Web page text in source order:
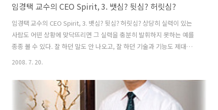
임경택 교수의 CEO Spirit, 3. 뱃심? 뒷심? 허릿심?
임경택 교수의 CEO Spirit, 3. 뱃심? 뒷심? 허릿심? 상당히 실력이 있는
사람도 어떤 상황에 맞닥뜨리면 그 실력을 충분히 발휘하지 못하는 예를
종종 볼 수 있다. 잘 하던 말도 안 나오고, 잘 하던 기술과 기능도 제대로
발휘하지 못한다. 그래서 ‘배짱을 키워야 한다’ ‘배포를 길러야 한다’는
흡 수련을 통해 이같은 배짱과 배포를 기르는 경우가 많았다. 올바른 단
전호흡을 했을 때 사람은 기운을 얻고, 그 기운이 단전을 중심으로 하복
부에 꽉 찼을 때 힘을 느끼게 된다. 우리말로 하면 그것이 바로 ‘뱃심, 뒷
2008. 7. 20.